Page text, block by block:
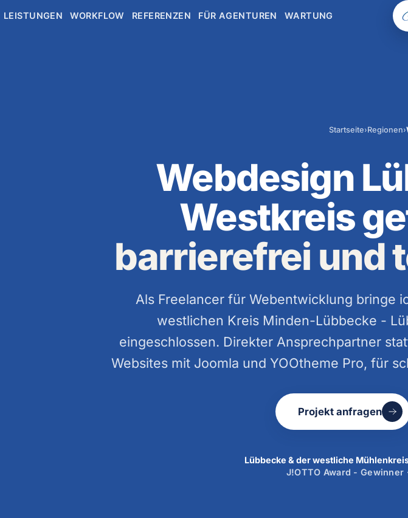
LEISTUNGEN WORKFLOW REFERENZEN FÜR AGENTUREN WARTUNG
Startseite›Regionen›
Webdesign
Westkreis
barrierefrei und
Als Freelancer für Webentwicklung bringe
westlichen Kreis Minden-Lübbecke -
eingeschlossen. Direkter Ansprechpartner
Websites mit Joomla und YOOtheme Pro, für
Projekt anfragen
Lübbecke & der westliche
J!OTTO Award -